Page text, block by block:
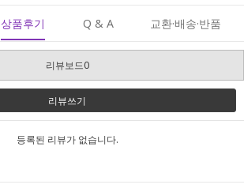
상품후기 Q & A 교환·배송·반품
리뷰보드0
리뷰쓰기
등록된 리뷰가 없습니다.